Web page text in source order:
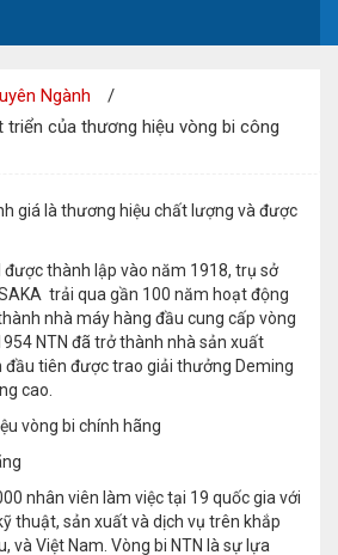
Ngành
của thương hiệu vòng bi công
giá là thương hiệu chất lượng và được
được thành lập vào năm 1918, trụ sở
trải qua gần 100 năm hoạt động
nhà máy hàng đầu cung cấp vòng
NTN đã trở thành nhà sản xuất
đầu tiên được trao giải thưởng Deming
cao.
vòng bi chính hãng
nhân viên làm việc tại 19 quốc gia với
thuật, sản xuất và dịch vụ trên khắp
và Việt Nam. Vòng bi NTN là sự lựa